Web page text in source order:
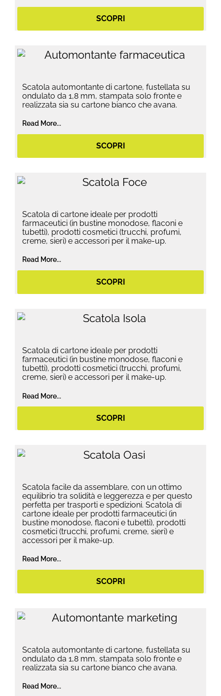
SCOPRI
Scatola automontante di cartone, fustellata su
ondulato da 1,8 mm, stampata solo fronte e
realizzata sia su cartone bianco che avana.
Read More...
SCOPRI
Scatola di cartone ideale per prodotti
farmaceutici (in bustine monodose, flaconi e
tubetti), prodotti cosmetici (trucchi, profumi,
creme, sieri) e accessori per il make-up.
Read More...
SCOPRI
Scatola di cartone ideale per prodotti
farmaceutici (in bustine monodose, flaconi e
tubetti), prodotti cosmetici (trucchi, profumi,
creme, sieri) e accessori per il make-up.
Read More...
SCOPRI
Scatola facile da assemblare, con un ottimo
equilibrio tra solidità e leggerezza e per questo
perfetta per trasporti e spedizioni. Scatola di
cartone ideale per prodotti farmaceutici (in
bustine monodose, flaconi e tubetti), prodotti
cosmetici (trucchi, profumi, creme, sieri) e
accessori per il make-up.
Read More...
SCOPRI
Scatola automontante di cartone, fustellata su
ondulato da 1,8 mm, stampata solo fronte e
realizzata sia su cartone bianco che avana.
Read More...